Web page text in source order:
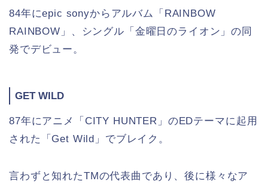
84年にepic sonyからアルバム「RAINBOW
RAINBOW」、シングル「金曜日のライオン」の同
発でデビュー。
GET WILD
87年にアニメ「CITY HUNTER」のEDテーマに起用
された「Get Wild」でブレイク。
言わずと知れたTMの代表曲であり、後に様々なア